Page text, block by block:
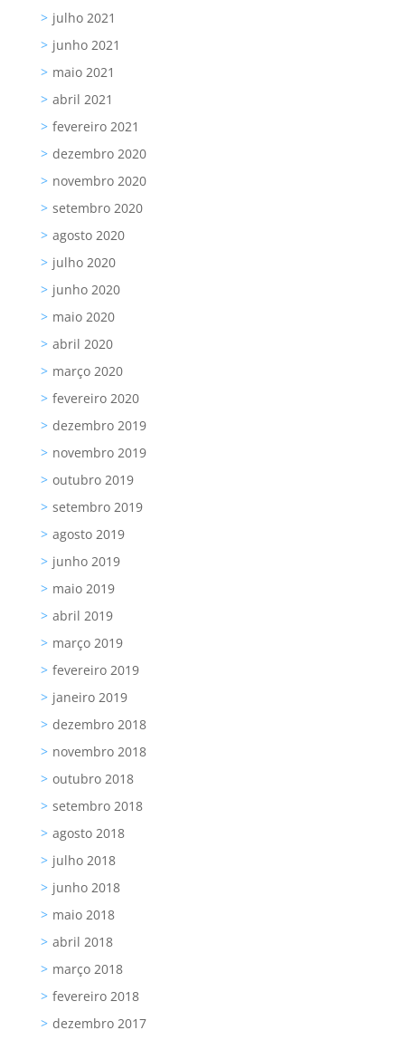
julho 2021
junho 2021
maio 2021
abril 2021
fevereiro 2021
dezembro 2020
novembro 2020
setembro 2020
agosto 2020
julho 2020
junho 2020
maio 2020
abril 2020
março 2020
fevereiro 2020
dezembro 2019
novembro 2019
outubro 2019
setembro 2019
agosto 2019
junho 2019
maio 2019
abril 2019
março 2019
fevereiro 2019
janeiro 2019
dezembro 2018
novembro 2018
outubro 2018
setembro 2018
agosto 2018
julho 2018
junho 2018
maio 2018
abril 2018
março 2018
fevereiro 2018
dezembro 2017